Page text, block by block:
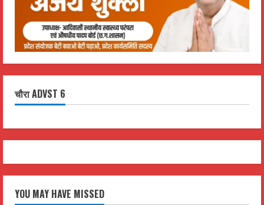
चौरा ADVST 6
YOU MAY HAVE MISSED